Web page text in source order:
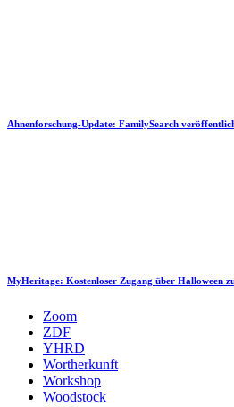
Ahnenforschung-Update: FamilySearch
MyHeritage: Kostenloser Zugang über Halloween
Zoom
ZDF
YHRD
Wortherkunft
Workshop
Woodstock